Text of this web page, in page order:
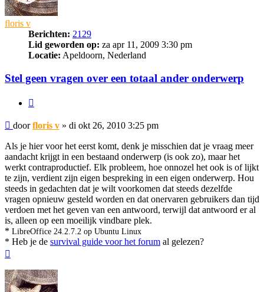
floris v
Berichten: 2129
Lid geworden op: za apr 11, 2009 3:30 pm
Locatie: Apeldoorn, Nederland
Stel geen vragen over een totaal ander onderwerp
Bericht
doorfloris v » di okt 26, 2010 3:25 pm
Als je hier voor het eerst komt, denk je misschien dat je vraag meer
aandacht krijgt in een bestaand onderwerp (is ook zo), maar het
werkt contraproductief. Elk probleem, hoe onnozel het ook is of lijkt
te zijn, verdient zijn eigen bespreking in een eigen onderwerp. Hou
steeds in gedachten dat je wilt voorkomen dat steeds dezelfde
vragen opnieuw gesteld worden en dat onervaren gebruikers dan tijd
verdoen met het geven van een antwoord, terwijl dat antwoord er al
is, alleen op een moeilijk vindbare plek.
* LibreOffice 24.2.7.2 op Ubuntu Linux
* Heb je de survival guide voor het forum al gelezen?